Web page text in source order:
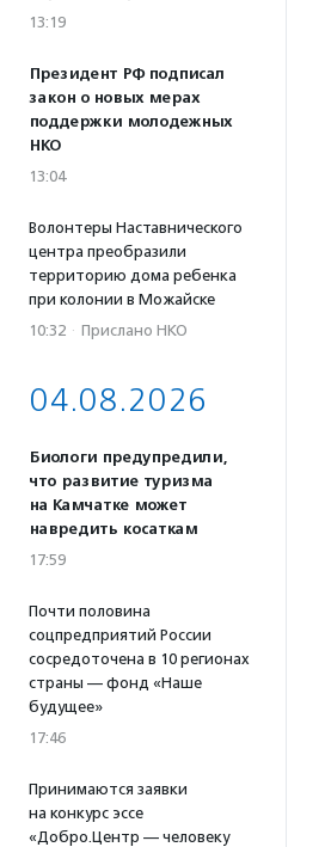
13:19
Президент РФ подписал
закон о новых мерах
поддержки молодежных
НКО
13:04
Волонтеры Наставнического
центра преобразили
территорию дома ребенка
при колонии в Можайске
10:32 · Прислано НКО
04.08.2026
Биологи предупредили,
что развитие туризма
на Камчатке может
навредить косаткам
17:59
Почти половина
соцпредприятий России
сосредоточена в 10 регионах
страны — фонд «Наше
будущее»
17:46
Принимаются заявки
на конкурс эссе
«Добро.Центр — человеку